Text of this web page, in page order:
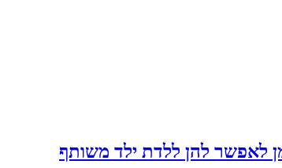
לאפשר להן ללדת ילד משותף